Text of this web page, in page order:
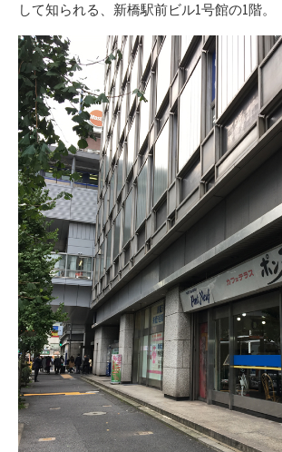
して知られる、新橋駅前ビル1号館の1階。